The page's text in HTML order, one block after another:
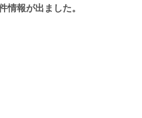
情報が出ました。